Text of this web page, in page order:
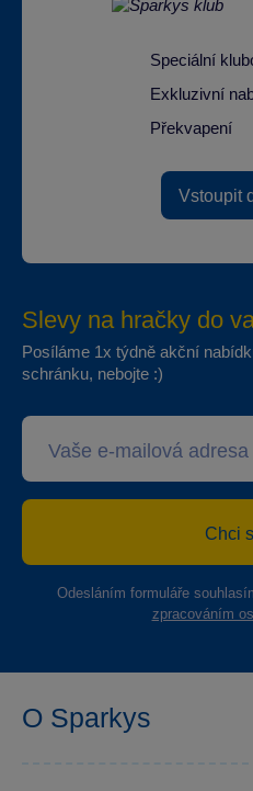
Speciální
Exkluzivní
Překvapení
Vstoupit
Slevy na hračky do
Posíláme 1x týdně akční
schránku, nebojte :)
Chci
Odesláním formuláře
zpracováním
O Sparkys